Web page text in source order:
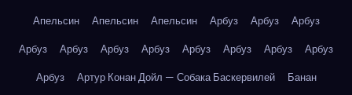
Апельсин
Апельсин Апельсин Арбуз Арбуз
Арбуз
Арбуз
Арбуз Арбуз Арбуз Арбуз Арбуз Арбуз
Арбуз
Арбуз
Артур Конан Дойл — Собака Баскервилей
Банан